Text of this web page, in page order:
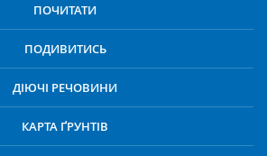
ПОЧИТАТИ
ПОДИВИТИСЬ
ДІЮЧІ РЕЧОВИНИ
КАРТА ҐРУНТІВ